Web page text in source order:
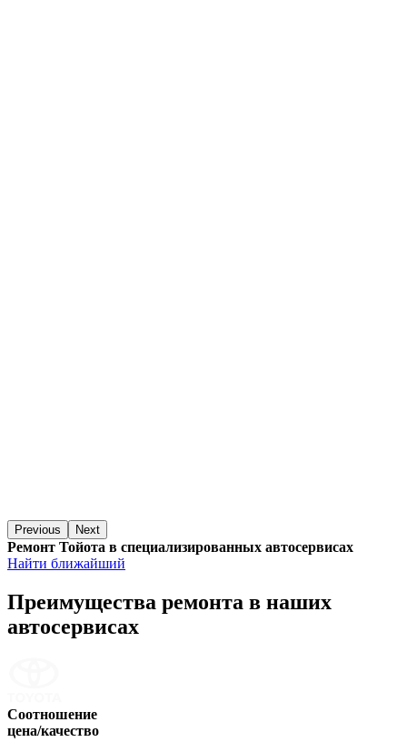
Previous Next
Ремонт Тойота в специализированных автосервисах
Найти ближайший
Преимущества ремонта в наших
автосервисах
Соотношение
цена/качество